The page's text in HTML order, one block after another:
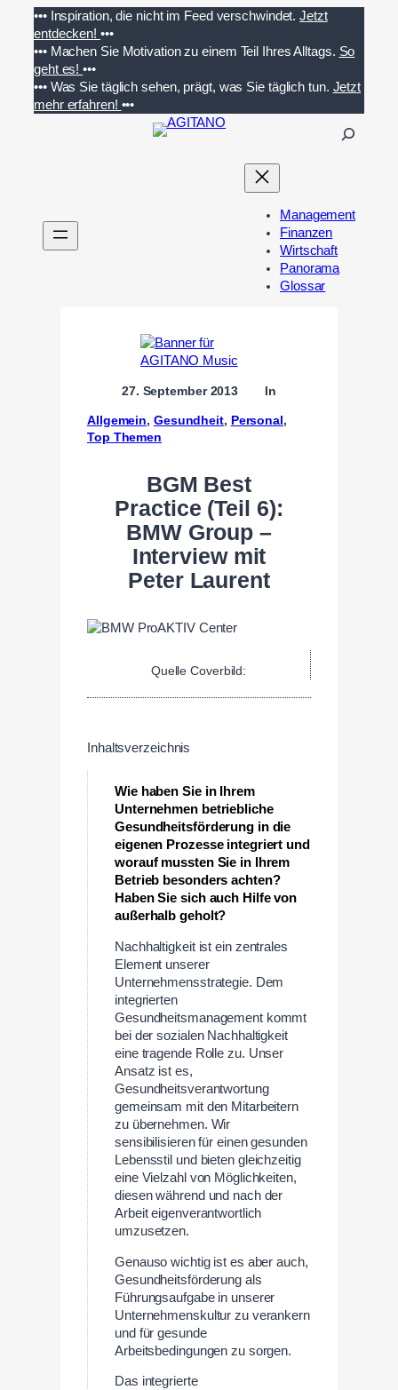
Inhalt
springen
••• Inspiration, die nicht im Feed verschwindet. Jetzt
entdecken! •••
••• Machen Sie Motivation zu einem Teil Ihres Alltags. So
geht es!•••
••• Was Sie täglich sehen, prägt, was Sie täglich tun. Jetzt
mehr erfahren! •••
n
Management
Finanzen
Wirtschaft
Panorama
Glossar
27. September 2013 In
Allgemein, Gesundheit, Personal
Top Themen
BGM Best
Practice (Teil 6):
BMW Group –
Interview mit
Peter Laurent
Quelle Coverbild:
Inhaltsverzeichnis
Wie haben Sie in Ihrem
Unternehmen betriebliche
Gesundheitsförderung in die
eigenen Prozesse integriert und
worauf mussten Sie in Ihrem
Betrieb besonders achten?
Haben Sie sich auch Hilfe von
außerhalb geholt?
Nachhaltigkeit ist ein zentrales
Element unserer
Unternehmensstrategie. Dem
integrierten
Gesundheitsmanagement kommt
bei der sozialen Nachhaltigkeit
eine tragende Rolle zu. Unser
Ansatz ist es,
Gesundheitsverantwortung
gemeinsam mit den Mitarbeitern
zu übernehmen. Wir
sensibilisieren für einen gesunden
Lebensstil und bieten gleichzeitig
eine Vielzahl von Möglichkeiten,
diesen während und nach der
Arbeit eigenverantwortlich
umzusetzen.
Genauso wichtig ist es aber auch,
Gesundheitsförderung als
Führungsaufgabe in unserer
Unternehmenskultur zu verankern
und für gesunde
Arbeitsbedingungen zu sorgen.
Das integrierte